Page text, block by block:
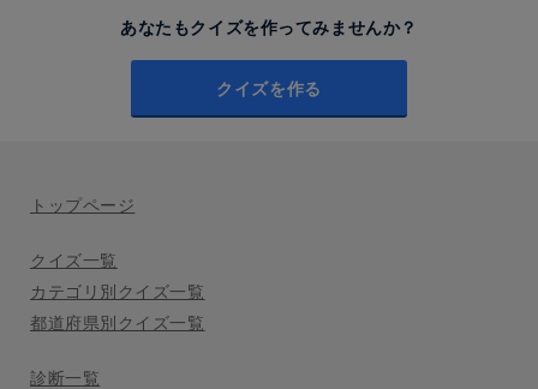
あなたもクイズを作ってみませんか？
クイズを作る
トップページ
クイズ一覧
カテゴリ別クイズ一覧
都道府県別クイズ一覧
診断一覧